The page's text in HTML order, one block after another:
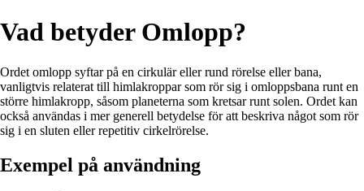
Vad betyder Omlopp?
Ordet omlopp syftar på en cirkulär eller rund rörelse eller bana,
vanligtvis relaterat till himlakroppar som rör sig i omloppsbana runt en
större himlakropp, såsom planeterna som kretsar runt solen. Ordet kan
också användas i mer generell betydelse för att beskriva något som rör
sig i en sluten eller repetitiv cirkelrörelse.
Exempel på användning